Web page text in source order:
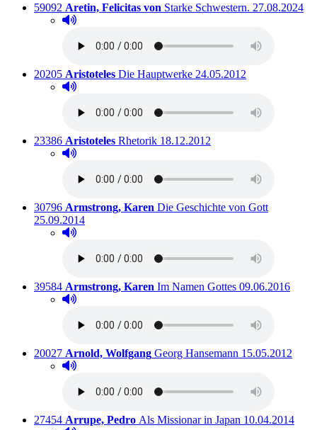
Titelnummer:
59092 von
Aretin, Felicitas von Starke Schwestern. Ausleihbar
27.08.2024
Hörprobe abspielen
Hörprobe von Starke Schwestern.
Titelnummer:
20205 von
Aristoteles: Die Hauptwerke Ausleihbar seit dem
24.05.2012
Hörprobe abspielen
Hörprobe von Die Hauptwerke
Titelnummer:
23386 von
Aristoteles: Rhetorik Ausleihbar seit dem
18.12.2012
Hörprobe abspielen
Hörprobe von Rhetorik
Titelnummer:
30796 von
Armstrong, Karen Die Geschichte von Gott
25.09.2014
Hörprobe abspielen
Hörprobe von Die Geschichte von Gott
Titelnummer:
39584 von
Armstrong, Karen Im Namen Gottes Ausleihbar seit
09.06.2016
Hörprobe abspielen
Hörprobe von Im Namen Gottes
Titelnummer:
20027 von
Arnold, Wolfgang: Georg Hansemann Ausleihbar seit
15.05.2012
Hörprobe abspielen
Hörprobe von Georg Hansemann
Titelnummer:
27454 von
Arrupe, Pedro: Als Missionar in Japan Ausleihbar seit
10.04.2014